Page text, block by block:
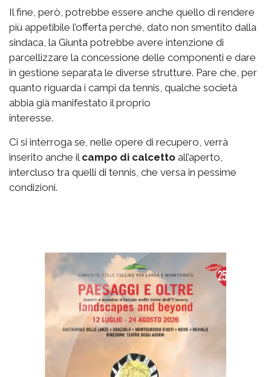
Il fine, però, potrebbe essere anche quello di rendere
più appetibile l’offerta perché, dato non smentito dalla
sindaca, la Giunta potrebbe avere intenzione di
parcellizzare la concessione delle componenti e dare
in gestione separata le diverse strutture. Pare che, per
quanto riguarda i campi da tennis, qualche società
abbia già manifestato il proprio
interesse.
Ci si interroga se, nelle opere di recupero, verrà
inserito anche il campo di calcetto all’aperto,
intercluso tra quelli di tennis, che versa in pessime
condizioni.